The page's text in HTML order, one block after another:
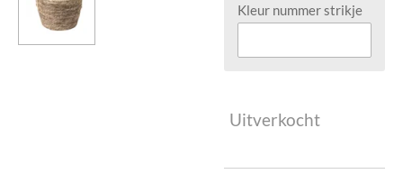
Kleur nummer strikje
Uitverkocht